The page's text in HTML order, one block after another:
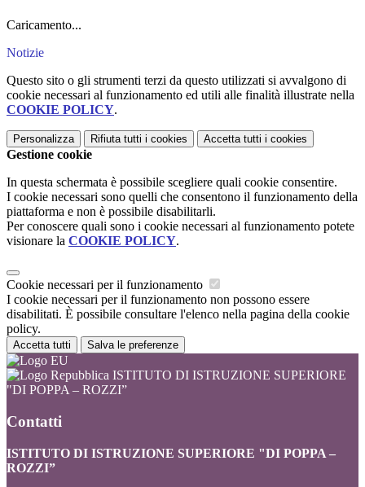
Caricamento...
Notizie
Questo sito o gli strumenti terzi da questo utilizzati si avvalgono di
cookie necessari al funzionamento ed utili alle finalità illustrate nella
COOKIE POLICY.
Personalizza Rifiuta tutti i cookies Accetta tutti i cookies
Gestione cookie
In questa schermata è possibile scegliere quali cookie consentire.
I cookie necessari sono quelli che consentono il funzionamento della
piattaforma e non è possibile disabilitarli.
Per conoscere quali sono i cookie necessari al funzionamento potete
visionare la COOKIE POLICY.
Cookie necessari per il funzionamento
I cookie necessari per il funzionamento non possono essere
disabilitati. È possibile consultare l'elenco nella pagina della cookie
policy.
Accetta tutti Salva le preferenze
ISTITUTO DI ISTRUZIONE SUPERIORE
"DI POPPA – ROZZI”
Contatti
ISTITUTO DI ISTRUZIONE SUPERIORE "DI POPPA –
ROZZI”